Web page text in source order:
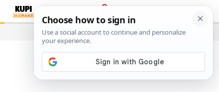
PRIJAVA